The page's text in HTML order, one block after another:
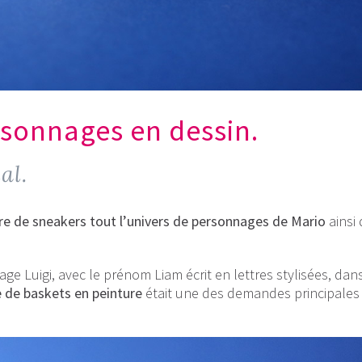
en dessin.
de sneakers tout l’univers de personnages de Mario ainsi
Luigi, avec le prénom Liam écrit en lettres stylisées,
baskets en peintureétait une des demandes principales